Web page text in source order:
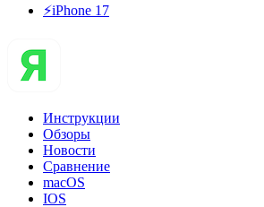
⚡️iPhone 17
Инструкции
Обзоры
Новости
Сравнение
macOS
IOS